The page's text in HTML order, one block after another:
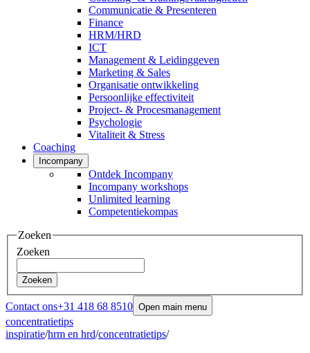
Communicatie & Presenteren
Finance
HRM/HRD
ICT
Management & Leidinggeven
Marketing & Sales
Organisatie ontwikkeling
Persoonlijke effectiviteit
Project- & Procesmanagement
Psychologie
Vitaliteit & Stress
Coaching
Incompany
Ontdek Incompany
Incompany workshops
Unlimited learning
Competentiekompas
Zoeken
Zoeken
Zoeken
Contact ons+31 418 68 8510 Open main menu
concentratietips
inspiratie/hrm en hrd/concentratietips/